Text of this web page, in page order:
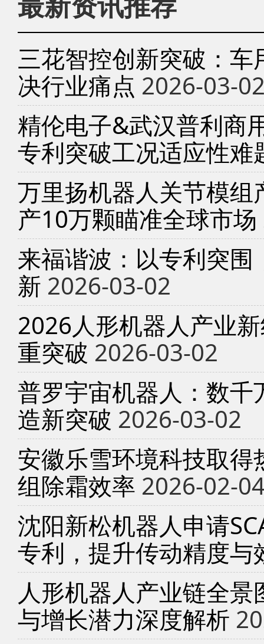
三花智控创新突破：
决行业痛点 2026-03-
精伦电子&武汉普利商
专利突破工况适应性难
万里扬机器人关节模
产10万颗瞄准全球市场
来福谐波：以专利突
新 2026-03-02
2026人形机器人产业
重突破 2026-03-02
普罗宇宙机器人：数
造新突破 2026-03-02
安徽乐雪环境科技取
组除霜效率 2026-02-
沈阳新松机器人申请
专利，提升传动精度与
人形机器人产业链全
与增长潜力深度解析